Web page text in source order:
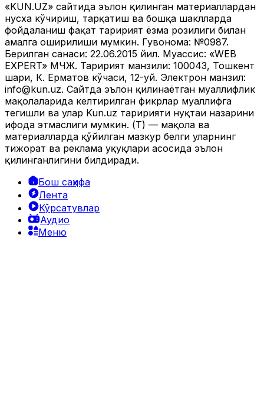
«KUN.UZ» сайтида эълон қилинган материаллардан
нусха кўчириш, тарқатиш ва бошқа шаклларда
фойдаланиш фақат таҳририят ёзма розилиги билан
амалга оширилиши мумкин. Гувоҳнома: №0987.
Берилган санаси: 22.06.2015 йил. Муассис: «WEB
EXPERT» МЧЖ. Таҳририят манзили: 100043, Тошкент
шаҳри, К. Ерматов кўчаси, 12-уй. Электрон манзил:
info@kun.uz. Сайтда эълон қилинаётган муаллифлик
мақолаларида келтирилган фикрлар муаллифга
тегишли ва улар Kun.uz таҳририяти нуқтаи назарини
ифода этмаслиги мумкин. (Т) — мақола ва
материалларда қўйилган мазкур белги уларнинг
тижорат ва реклама ҳуқуқлари асосида эълон
қилинганлигини билдиради.
Бош саҳифа
Лента
Кўрсатувлар
Аудио
Меню